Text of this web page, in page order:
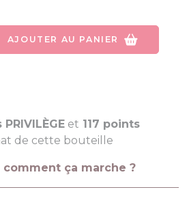
AJOUTER AU PANIER
et 117 points
de cette bouteille
comment ça marche ?